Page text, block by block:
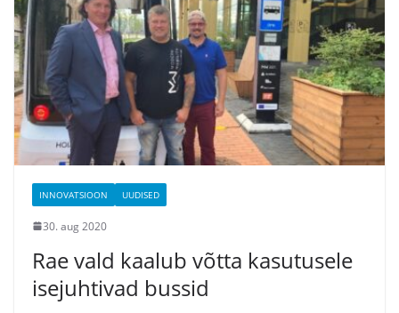
INNOVATSIOON UUDISED
30. aug 2020
Rae vald kaalub võtta kasutusele
isejuhtivad bussid